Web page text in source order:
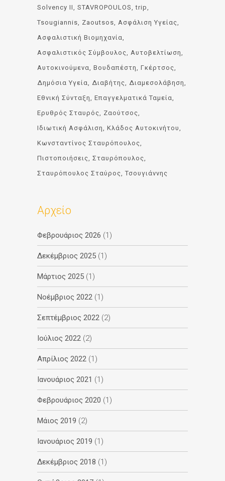
Solvency II STAVROPOULOS
trip
Tsougiannis
Zaoutsos Ασφάλιση Υγείας
Ασφαλιστική Βιομηχανία
Ασφαλιστικός Σύμβουλος
Αυτοβελτίωση
Αυτοκινούμενα Βουδαπέστη
Γκέρτσος
Δημόσια Υγεία Διαβήτης
Διαμεσολάβηση
Εθνική Σύνταξη
Επαγγελματικά Ταμεία
Ερυθρός Σταυρός
Ζαούτσος
Ιδιωτική Ασφάλιση
Κλάδος Αυτοκινήτου
Κωνσταντίνος Σταυρόπουλος
Πιστοποιήσεις
Σταυρόπουλος
Σταυρόπουλος Σταύρος
Τσουγιάννης
Αρχείο
Φεβρουάριος 2026 (1)
Δεκέμβριος 2025 (1)
Μάρτιος 2025 (1)
Νοέμβριος 2022 (1)
Σεπτέμβριος 2022 (2)
Ιούλιος 2022 (2)
Απρίλιος 2022 (1)
Ιανουάριος 2021 (1)
Φεβρουάριος 2020 (1)
Μάιος 2019 (2)
Ιανουάριος 2019 (1)
Δεκέμβριος 2018 (1)